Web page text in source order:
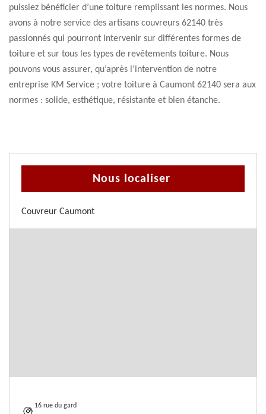
puissiez bénéficier d’une toiture remplissant les normes. Nous
avons à notre service des artisans couvreurs 62140 très
passionnés qui pourront intervenir sur différentes formes de
toiture et sur tous les types de revêtements toiture. Nous
pouvons vous assurer, qu’après l’intervention de notre
entreprise KM Service ; votre toiture à Caumont 62140 sera aux
normes : solide, esthétique, résistante et bien étanche.
Nous localiser
Couvreur Caumont
16 rue du gard